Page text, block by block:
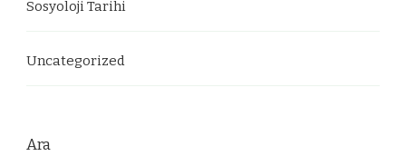
Sosyoloji Tarihi
Uncategorized
Ara